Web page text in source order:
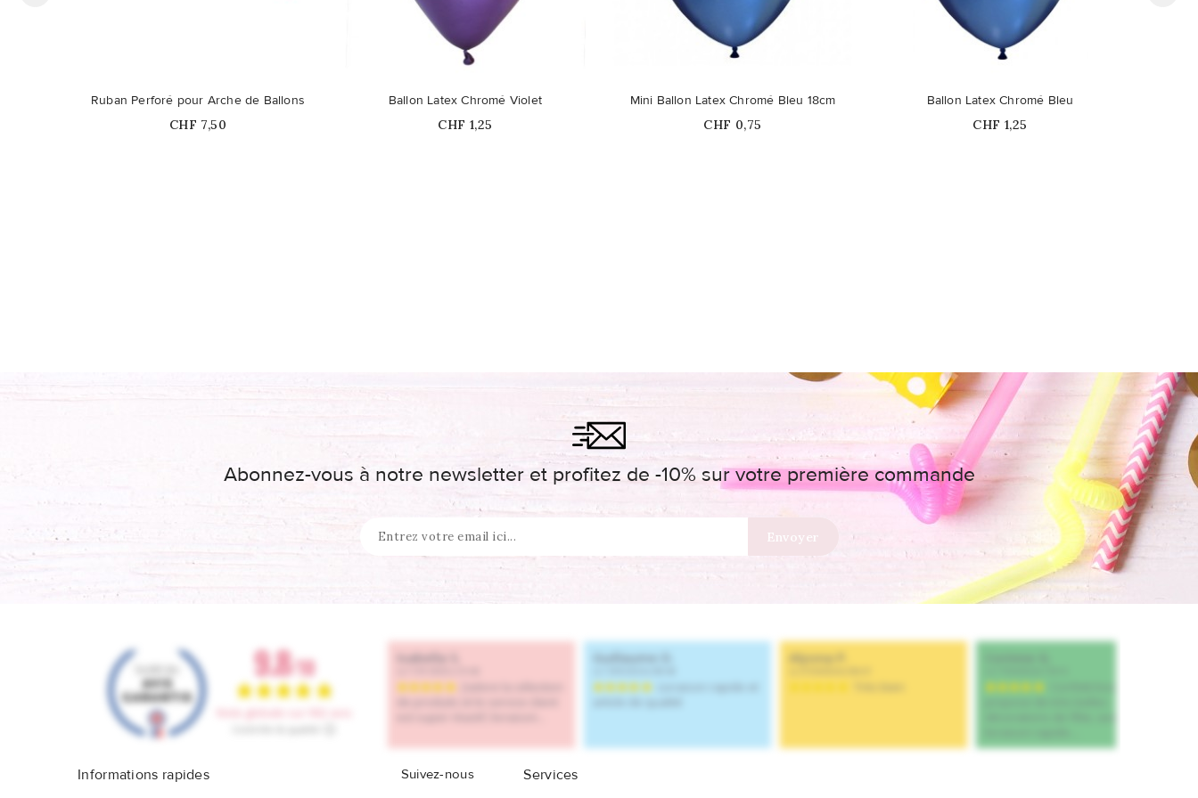
Ruban Perforé pour Arche de Ballons
Prix
CHF 7,50
Ballon Latex Chromé Violet
Prix
CHF 1,25
Mini Ballon Latex Chromé Bleu 18cm
Prix
CHF 0,75
Ballon Latex Chromé Bleu
Prix
CHF 1,25
Abonnez-vous à notre newsletter et profitez de -10% sur votre première commande
Informations rapides Suivez-nous Services